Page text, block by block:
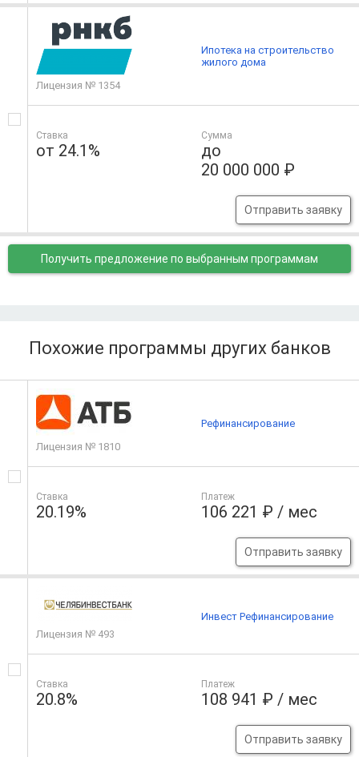
Лицензия № 1354
Ставка
от 24.1%
Сумма
до
20 000 000 ₽
Отправить заявку
Ипотека на строительство
жилого дома
Получить предложение по выбранным программам
Похожие программы других банков
Лицензия № 1810
Ставка
20.19%
Платеж
106 221 ₽ / мес
Отправить заявку
Рефинансирование
Лицензия № 493
Ставка
20.8%
Платеж
108 941 ₽ / мес
Отправить заявку
Инвест Рефинансирование